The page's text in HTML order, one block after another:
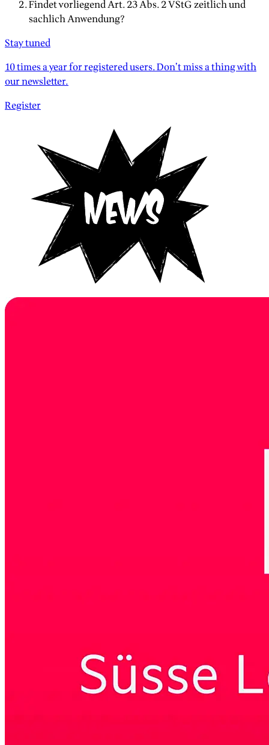
Findet vorliegend Art. 23 Abs. 2 VStG zeitlich und
sachlich Anwendung?
Stay tuned
10 times a year for registered users. Don’t miss a thing with
our newsletter.
Register